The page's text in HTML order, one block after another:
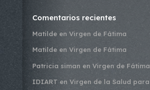
Comentarios recientes
Matildeen Virgen de Fátima
Matildeen Virgen de Fátima
Patricia siman en Virgen de Fátima
IDIART en Virgen de la Salud para